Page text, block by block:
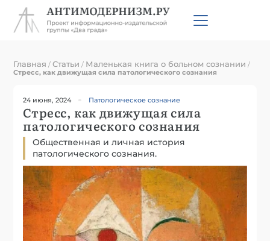
Главная /Статьи / Маленькая книга о больном сознании /
Стресс, как движущая сила патологического сознания
24 июня, 2024 Патологическое сознание
Стресс, как движущая сила
патологического сознания
Общественная и личная история
патологического сознания.